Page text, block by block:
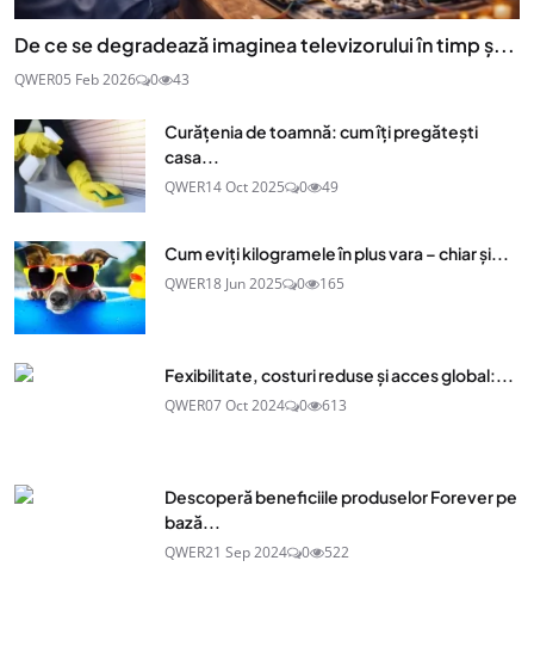
De ce se degradează imaginea televizorului în timp ș...
QWER05 Feb 2026 0 43
Curățenia de toamnă: cum îți pregătești
casa...
QWER14 Oct 2025 0 49
Cum eviți kilogramele în plus vara – chiar și...
QWER18 Jun 2025 0 165
Fexibilitate, costuri reduse și acces global:...
QWER07 Oct 2024 0 613
Descoperă beneficiile produselor Forever pe
bază...
QWER21 Sep 2024 0 522